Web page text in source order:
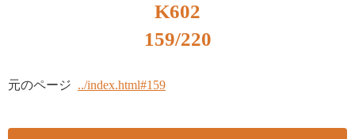
K602
159/220
元のページ ../index.html#159